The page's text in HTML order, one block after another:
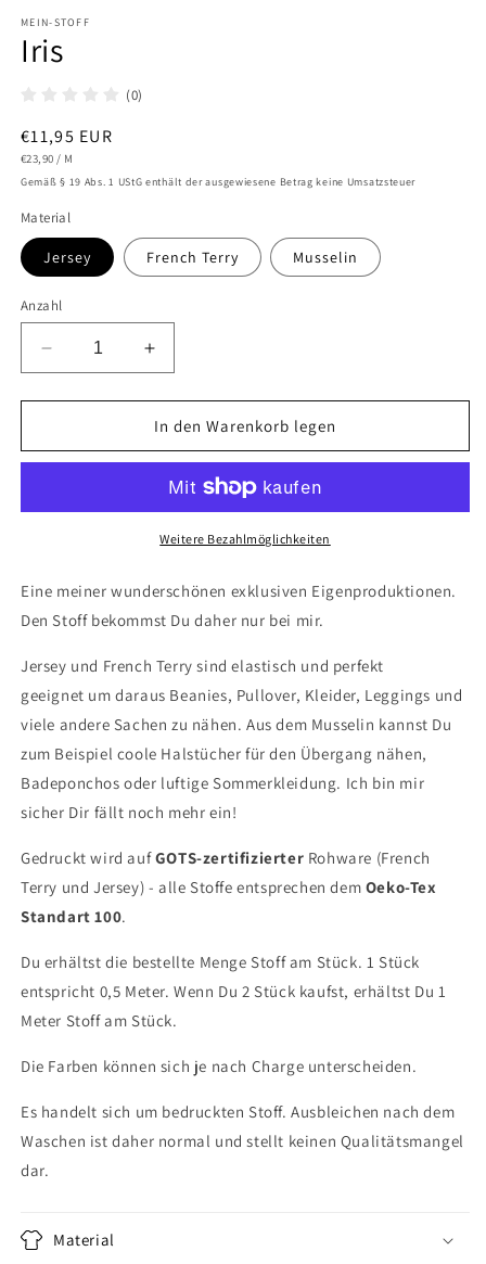
in
Modal
öffnen
MEIN-STOFF
Iris
(0)
Normaler
Preis
€11,95 EUR
STÜCKPREIS
€23,90 / PRO
M
Gemäß § 19 Abs. 1 UStG enthält der ausgewiesene Betrag keine Umsatzsteuer
Material
Jersey French Terry Musselin
Anzahl
Verringere
die
Menge
Iris
Erhöhe
die
Menge
für
Iris
In den Warenkorb legen
Weitere Bezahlmöglichkeiten
Eine meiner wunderschönen exklusiven Eigenproduktionen.
Den Stoff bekommst Du daher nur bei mir.
Jersey und French Terry sind elastisch und perfekt
geeignet um daraus Beanies, Pullover, Kleider, Leggings und
viele andere Sachen zu nähen. Aus dem Musselin kannst Du
zum Beispiel coole Halstücher für den Übergang nähen,
Badeponchos oder luftige Sommerkleidung. Ich bin mir
sicher Dir fällt noch mehr ein!
Gedruckt wird aufGOTS-zertifizierter Rohware (French
Terry und Jersey) - alle Stoffe entsprechen dem Oeko-Tex
Standart 100.
Du erhältst die bestellte Menge Stoff am Stück. 1 Stück
entspricht 0,5 Meter. Wenn Du 2 Stück kaufst, erhältst Du 1
Meter Stoff am Stück.
Die Farben können sich je nach Charge unterscheiden.
Es handelt sich um bedruckten Stoff. Ausbleichen nach dem
Waschen ist daher normal und stellt keinen Qualitätsmangel
dar.
Material